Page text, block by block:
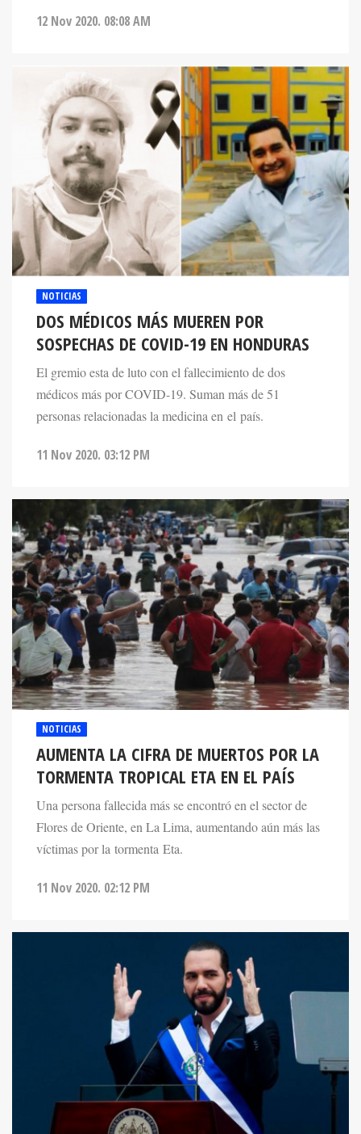
12 Nov 2020. 08:08 AM
NOTICIAS
DOS MÉDICOS MÁS MUEREN POR
SOSPECHAS DE COVID-19 EN HONDURAS
El gremio esta de luto con el fallecimiento de dos
médicos más por COVID-19. Suman más de 51
personas relacionadas la medicina en el país.
11 Nov 2020. 03:12 PM
NOTICIAS
AUMENTA LA CIFRA DE MUERTOS POR LA
TORMENTA TROPICAL ETA EN EL PAÍS
Una persona fallecida más se encontró en el sector de
Flores de Oriente, en La Lima, aumentando aún más las
víctimas por la tormenta Eta.
11 Nov 2020. 02:12 PM